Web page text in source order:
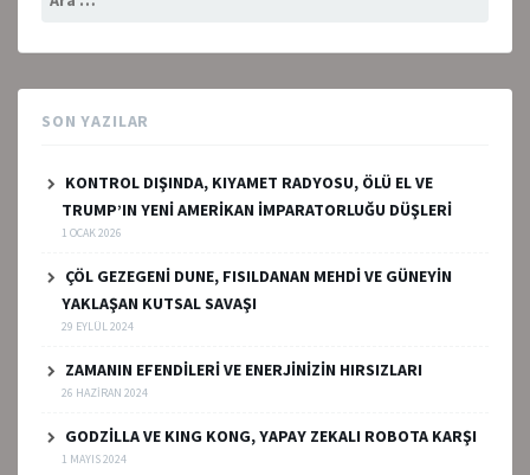
SON YAZILAR
KONTROL DIŞINDA, KIYAMET RADYOSU, ÖLÜ EL VE
TRUMP’IN YENİ AMERİKAN İMPARATORLUĞU DÜŞLERİ
1 OCAK 2026
ÇÖL GEZEGENİ DUNE, FISILDANAN MEHDİ VE GÜNEYİN
YAKLAŞAN KUTSAL SAVAŞI
29 EYLÜL 2024
ZAMANIN EFENDİLERİ VE ENERJİNİZİN HIRSIZLARI
26 HAZIRAN 2024
GODZİLLA VE KING KONG, YAPAY ZEKALI ROBOTA KARŞI
1 MAYIS 2024